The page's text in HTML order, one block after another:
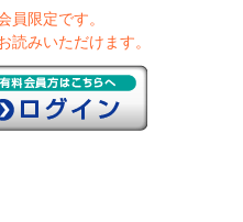
員限定です。
読みいただけます。